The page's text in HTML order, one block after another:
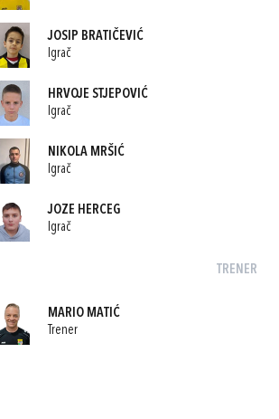
JOSIP BRATIČEVIĆ
Igrač
HRVOJE STJEPOVIĆ
Igrač
NIKOLA MRŠIĆ
Igrač
JOZE HERCEG
Igrač
TRENER
MARIO MATIĆ
Trener